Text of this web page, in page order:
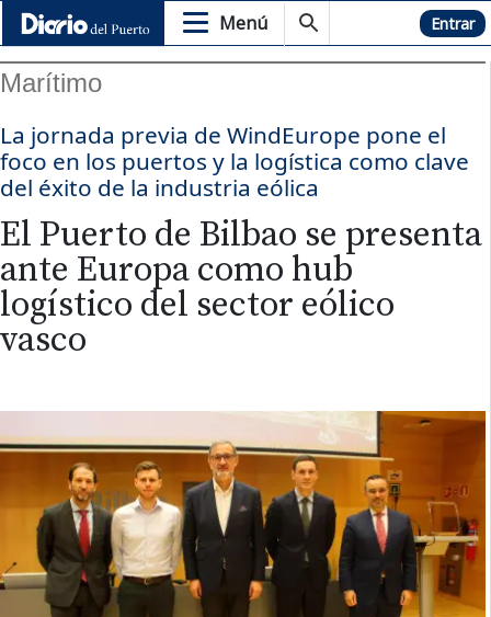
Menú Hemeroteca Entrar
Marítimo
La jornada previa de WindEurope pone el
foco en los puertos y la logística como clave
del éxito de la industria eólica
El Puerto de Bilbao se presenta
ante Europa como hub
logístico del sector eólico
vasco